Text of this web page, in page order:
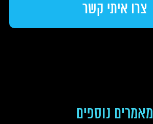
מאמרים נוספים